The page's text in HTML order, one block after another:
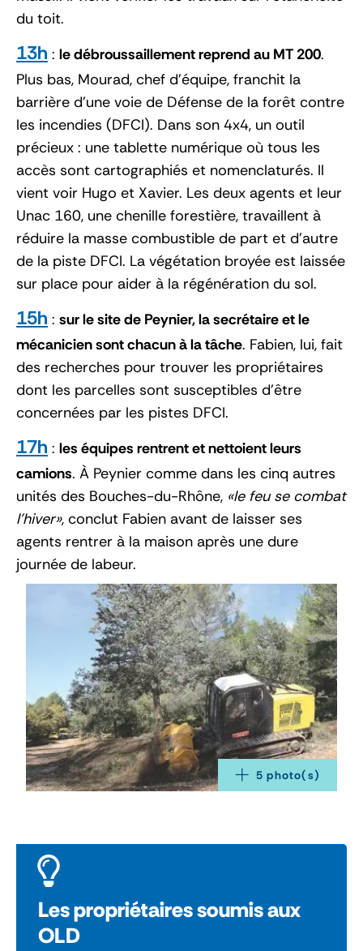
du toit.
13h : le débroussaillement reprend au MT 200.
Plus bas, Mourad, chef d’équipe, franchit la
barrière d’une voie de Défense de la forêt contre
les incendies (DFCI). Dans son 4x4, un outil
précieux : une tablette numérique où tous les
accès sont cartographiés et nomenclaturés. Il
vient voir Hugo et Xavier. Les deux agents et leur
Unac 160, une chenille forestière, travaillent à
réduire la masse combustible de part et d’autre
de la piste DFCI. La végétation broyée est laissée
sur place pour aider à la régénération du sol.
15h : sur le site de Peynier, la secrétaire et le
mécanicien sont chacun à la tâche. Fabien, lui, fait
des recherches pour trouver les propriétaires
dont les parcelles sont susceptibles d’être
concernées par les pistes DFCI.
17h : les équipes rentrent et nettoient leurs
camions. À Peynier comme dans les cinq autres
unités des Bouches-du-Rhône, le feu se combat
l’hiver , conclut Fabien avant de laisser ses
agents rentrer à la maison après une dure
journée de labeur.
5 photo(s)
Les propriétaires soumis aux
OLD